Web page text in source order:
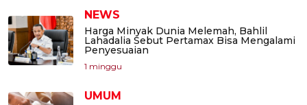
NEWS
Harga Minyak Dunia Melemah, Bahlil
Lahadalia Sebut Pertamax Bisa Mengalami
Penyesuaian
1 minggu
UMUM